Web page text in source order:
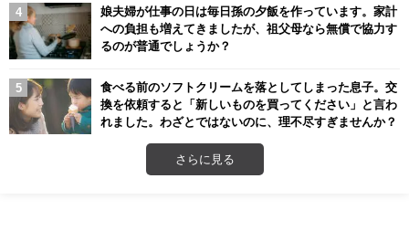
娘夫婦が仕事の日は毎日孫の夕飯を作っています。家計
への負担も増えてきましたが、祖父母なら無償で協力す
るのが普通でしょうか？
食べる前のソフトクリームを落としてしまった息子。交
換を依頼すると「新しいものを買ってください」と言わ
れました。わざとではないのに、理不尽すぎませんか？
さらに見る